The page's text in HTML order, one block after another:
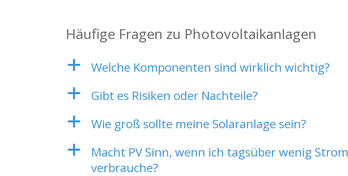
Häufige Fragen zu Photovoltaikanlagen
a Welche Komponenten sind wirklich wichtig?
a Gibt es Risiken oder Nachteile?
a Wie groß sollte meine Solaranlage sein?
a
Macht PV Sinn, wenn ich tagsüber wenig Strom
verbrauche?